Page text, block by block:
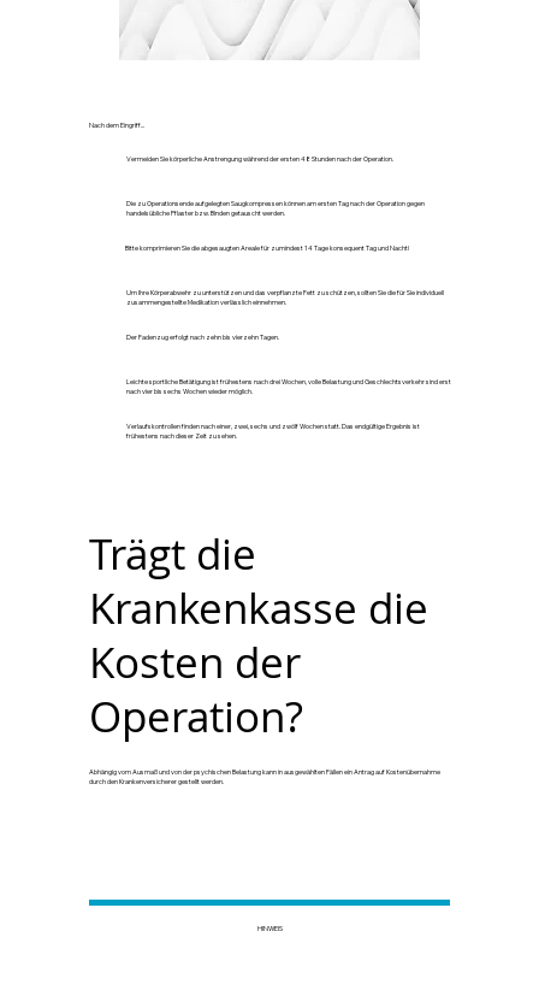
Nach dem Eingriff...
Vermeiden Sie körperliche Anstrengung während der ersten 48 Stunden nach der Operation.
Die zu Operationsende aufgelegten Saugkompressen können am ersten Tag nach der Operation gegen
handelsübliche Pflaster bzw. Binden getauscht werden.
Bitte komprimieren Sie die abgesaugten Areale für zumindest 14 Tage konsequent Tag und Nacht!
Um Ihre Körperabwehr zu unterstützen und das verpflanzte Fett zu schützen, sollten Sie die für Sie individuell
zusammengestellte Medikation verlässlich einnehmen.
Der Fadenzug erfolgt nach zehn bis vierzehn Tagen.
Leichte sportliche Betätigung ist frühestens nach drei Wochen, volle Belastung und Geschlechtsverkehr sind erst
nach vier bis sechs Wochen wieder möglich.
Verlaufskontrollen finden nach einer, zwei, sechs und zwölf Wochen statt. Das endgültige Ergebnis ist
frühestens nach dieser Zeit zu sehen.
Trägt die
Krankenkasse die
Kosten der
Operation?
Abhängig vom Ausmaß und von der psychischen Belastung kann in ausgewählten Fällen ein Antrag auf Kostenübernahme
durch den Krankenversicherer gestellt werden.
HINWEIS